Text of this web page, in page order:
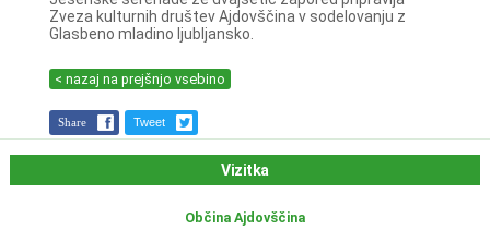
Zveza kulturnih društev Ajdovščina v sodelovanju z
Glasbeno mladino ljubljansko.
< nazaj na prejšnjo vsebino
Share Tweet
Vizitka
Občina Ajdovščina